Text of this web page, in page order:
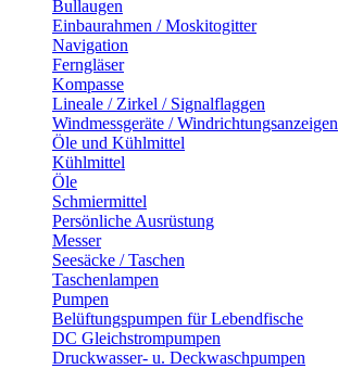
Bullaugen
Einbaurahmen / Moskitogitter
Navigation
Ferngläser
Kompasse
Lineale / Zirkel / Signalflaggen
Windmessgeräte / Windrichtungsanzeigen
Öle und Kühlmittel
Kühlmittel
Öle
Schmiermittel
Persönliche Ausrüstung
Messer
Seesäcke / Taschen
Taschenlampen
Pumpen
Belüftungspumpen für Lebendfische
DC Gleichstrompumpen
Druckwasser- u. Deckwaschpumpen